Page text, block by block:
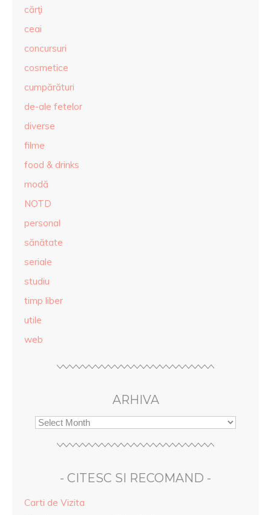
cărţi
ceai
concursuri
cosmetice
cumpărături
de-ale fetelor
diverse
filme
food & drinks
modă
NOTD
personal
sănătate
seriale
studiu
timp liber
utile
web
ARHIVA
- CITESC SI RECOMAND -
Carti de Vizita